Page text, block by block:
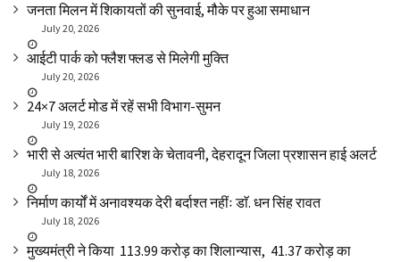
जनता मिलन में शिकायतों की सुनवाई, मौके पर हुआ समाधान
July 20, 2026
आईटी पार्क को फ्लैश फ्लड से मिलेगी मुक्ति
July 20, 2026
24×7 अलर्ट मोड में रहें सभी विभाग-सुमन
July 19, 2026
भारी से अत्यंत भारी बारिश के चेतावनी, देहरादून जिला प्रशासन हाई अलर्ट
July 18, 2026
निर्माण कार्यों में अनावश्यक देरी बर्दाश्त नहींः डाॅ. धन सिंह रावत
July 18, 2026
मुख्यमंत्री ने किया ₹ 113.99 करोड़ का शिलान्यास, ₹ 41.37 करोड़ का